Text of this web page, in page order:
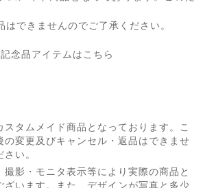
できませんのでご了承ください。
念品アイテムはこちら
スタムメイド商品となっております。こ
の変更及びキャンセル・返品はできませ
い。
撮影・モニタ表示等により実際の商品と
ざいます。また、デザインが写真と多少